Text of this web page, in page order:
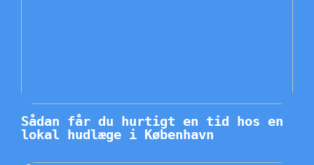
Sådan får du hurtigt en tid hos en
lokal hudlæge i København